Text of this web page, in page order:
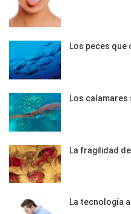
Los peces
Los calamares
La fragilidad
La tecnología